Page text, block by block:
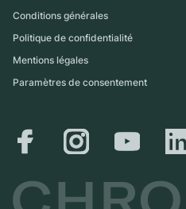
Conditions générales
Politique de confidentialité
Mentions légales
Paramètres de consentement